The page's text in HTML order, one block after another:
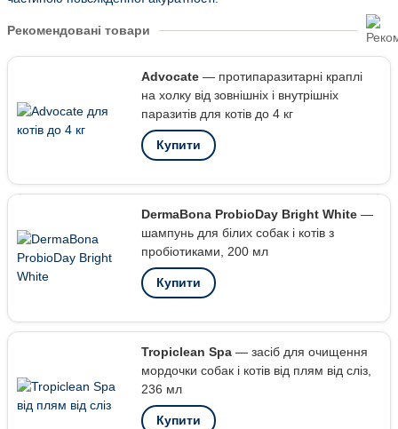
Рекомендовані товари
Advocate— протипаразитарні краплі
на холку від зовнішніх і внутрішніх
паразитів для котів до 4 кг
Купити
DermaBona ProbioDay Bright White—
шампунь для білих собак і котів з
пробіотиками, 200 мл
Купити
Tropiclean Spa— засіб для очищення
мордочки собак і котів від плям від сліз,
236 мл
Купити